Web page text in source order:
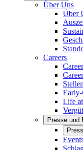
Über Uns
Über
Careers
Early-
Life
Presse und